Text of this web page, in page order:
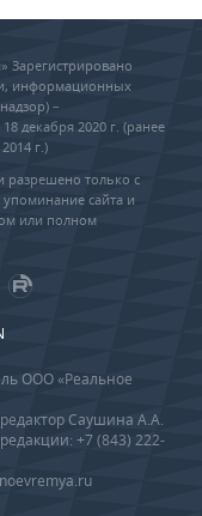
Зарегистрировано
информационных
–
декабря 2020 г. (ранее
г.)
разрешено только с
упоминание сайта и
или полном
ООО «Реальное
Саушина А.А.
+7 (843) 222-